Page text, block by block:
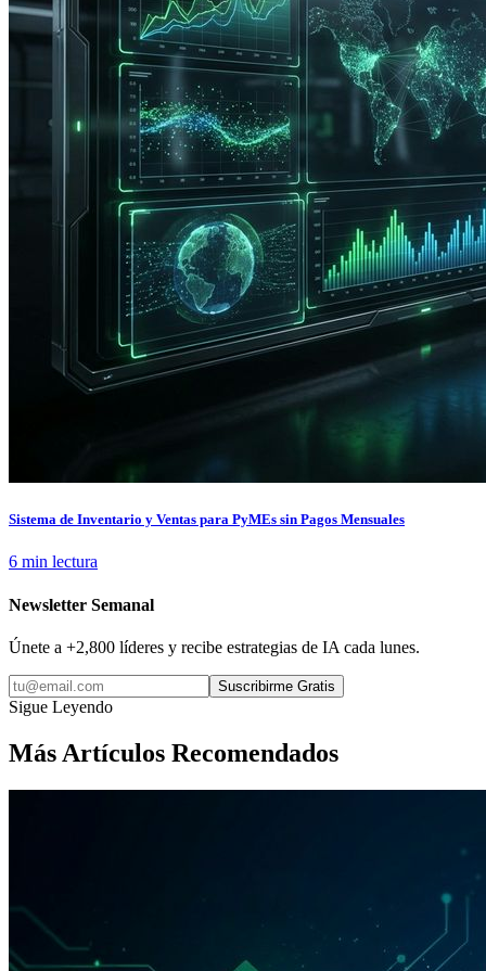
Sistema de Inventario y Ventas para PyMEs sin Pagos Mensuales
6 min lectura
Newsletter Semanal
Únete a +2,800 líderes y recibe estrategias de IA cada lunes.
Suscribirme Gratis
Sigue Leyendo
Más Artículos Recomendados